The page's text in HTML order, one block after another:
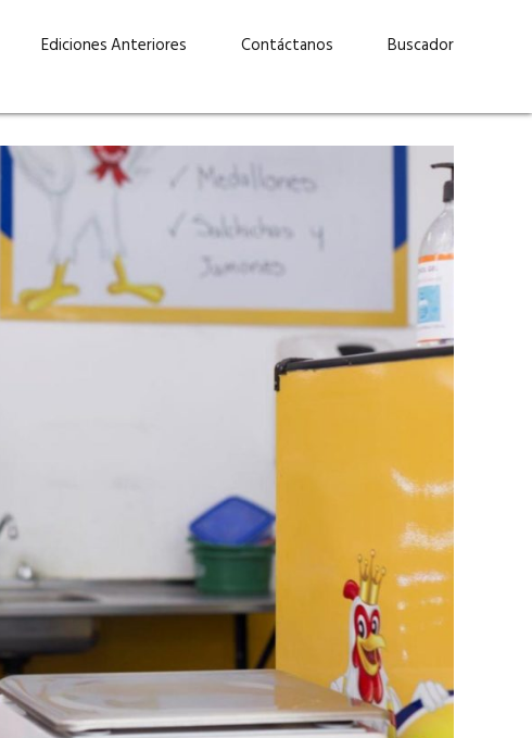
méritos”
Lucas Martínez Paz: “En
EN PORTADA
Ediciones Anteriores Contáctanos Buscador